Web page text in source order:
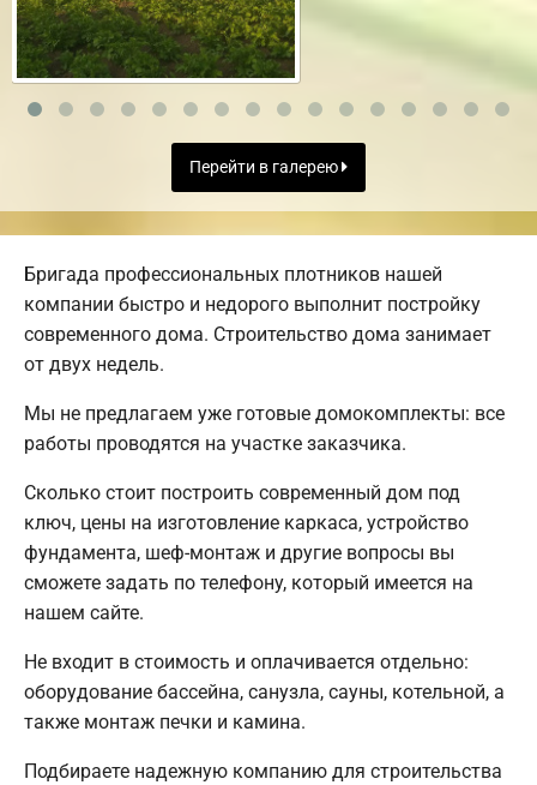
Перейти в галерею
Бригада профессиональных плотников нашей
компании быстро и недорого выполнит постройку
современного дома. Строительство дома занимает
от двух недель.
Мы не предлагаем уже готовые домокомплекты: все
работы проводятся на участке заказчика.
Сколько стоит построить современный дом под
ключ, цены на изготовление каркаса, устройство
фундамента, шеф-монтаж и другие вопросы вы
сможете задать по телефону, который имеется на
нашем сайте.
Не входит в стоимость и оплачивается отдельно:
оборудование бассейна, санузла, сауны, котельной, а
также монтаж печки и камина.
Подбираете надежную компанию для строительства